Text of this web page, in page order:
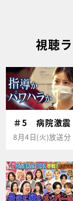
視聴
＃5 病院激震
8月4日(火)放送分